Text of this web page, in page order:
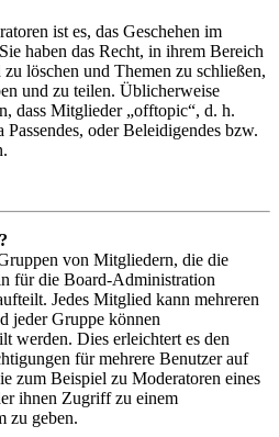
ist es, das Geschehen im
haben das Recht, in ihrem Bereich
löschen und Themen zu schließen,
und zu teilen. Üblicherweise
dass Mitglieder „offtopic“, d. h.
oder Beleidigendes bzw.
von Mitgliedern, die die
für die Board-Administration
Jedes Mitglied kann mehreren
jeder Gruppe können
werden. Dies erleichtert es den
für mehrere Benutzer auf
zum Beispiel zu Moderatoren eines
ihnen Zugriff zu einem
zu geben.